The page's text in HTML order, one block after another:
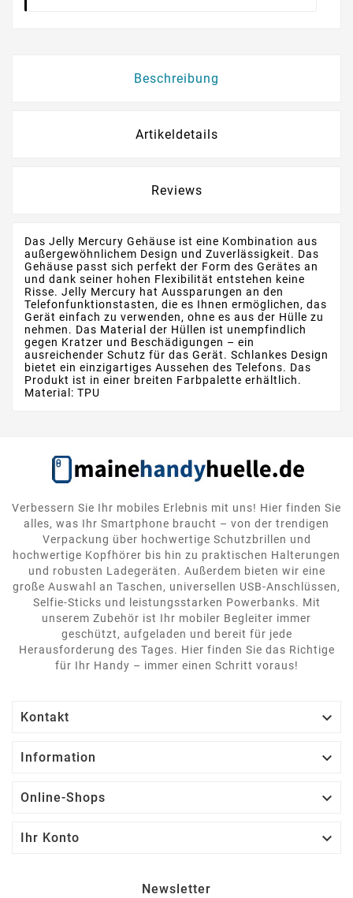
Beschreibung
Artikeldetails
Reviews
Das Jelly Mercury Gehäuse ist eine Kombination aus
außergewöhnlichem Design und Zuverlässigkeit. Das
Gehäuse passt sich perfekt der Form des Gerätes an
und dank seiner hohen Flexibilität entstehen keine
Risse. Jelly Mercury hat Aussparungen an den
Telefonfunktionstasten, die es Ihnen ermöglichen, das
Gerät einfach zu verwenden, ohne es aus der Hülle zu
nehmen. Das Material der Hüllen ist unempfindlich
gegen Kratzer und Beschädigungen – ein
ausreichender Schutz für das Gerät. Schlankes Design
bietet ein einzigartiges Aussehen des Telefons. Das
Produkt ist in einer breiten Farbpalette erhältlich.
Material: TPU
Verbessern Sie Ihr mobiles Erlebnis mit uns! Hier finden Sie
alles, was Ihr Smartphone braucht – von der trendigen
Verpackung über hochwertige Schutzbrillen und
hochwertige Kopfhörer bis hin zu praktischen Halterungen
und robusten Ladegeräten. Außerdem bieten wir eine
große Auswahl an Taschen, universellen USB-Anschlüssen,
Selfie-Sticks und leistungsstarken Powerbanks. Mit
unserem Zubehör ist Ihr mobiler Begleiter immer
geschützt, aufgeladen und bereit für jede
Herausforderung des Tages. Hier finden Sie das Richtige
für Ihr Handy – immer einen Schritt voraus!
Kontakt 
Information 
Online-Shops 
Ihr Konto 
Newsletter